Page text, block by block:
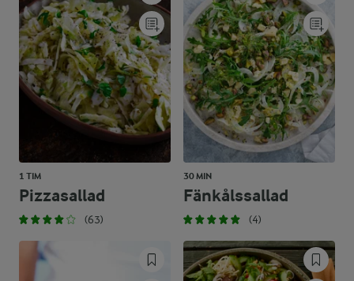
1 TIM
Pizzasallad
(63)
30 MIN
Fänkålssallad
(4)